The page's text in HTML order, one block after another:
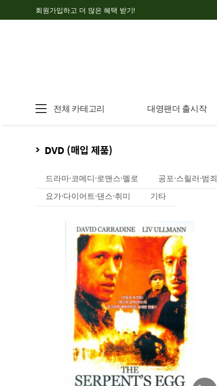
회원가입하고 더 많은 혜택 받기!
전체 카테고리 대영팬더 출시작
DVD (매입 제품)
드라마·코메디·로맨스·멜로 공포·스릴러·범죄
요가·다이어트·댄스·취미
기타